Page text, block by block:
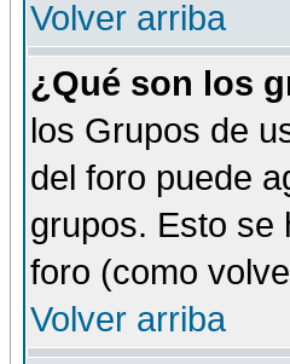
Volver arriba
¿Qué son los
los Grupos de
del foro puede
grupos. Esto se
foro (como
Volver arriba